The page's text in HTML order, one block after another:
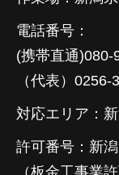
電話番号：
(携帯直通)080-
（代表）0256-
対応エリア：
許可番号：新
（板金工事業許